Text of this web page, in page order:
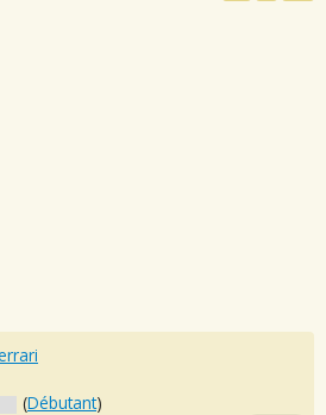
(Débutant)